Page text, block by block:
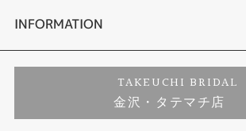
セットリング
婚約ネックレス
ダイヤモンド
お客様の声
プロポーズサポート
ブランドリスト
会社概要
お客様の声
INFORMATION
TAKEUCHI BRIDAL
金沢・タテマチ店